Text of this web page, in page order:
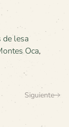
de lesa
Oca,
Siguiente